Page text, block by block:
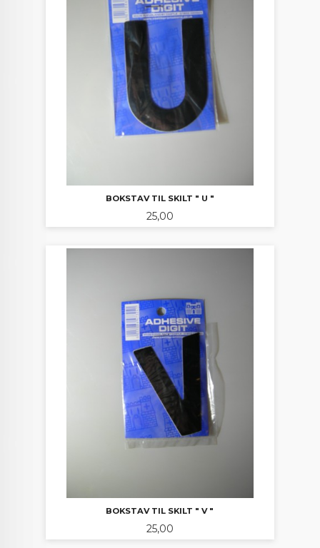
BOKSTAV TIL SKILT " U "
Pris
25,00
BOKSTAV TIL SKILT " V "
Pris
25,00